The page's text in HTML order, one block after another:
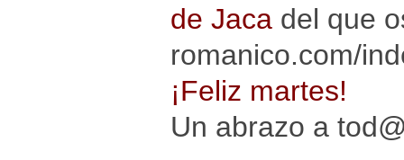
de Jaca del que
romanico.com/
¡Feliz martes!
Un abrazo a